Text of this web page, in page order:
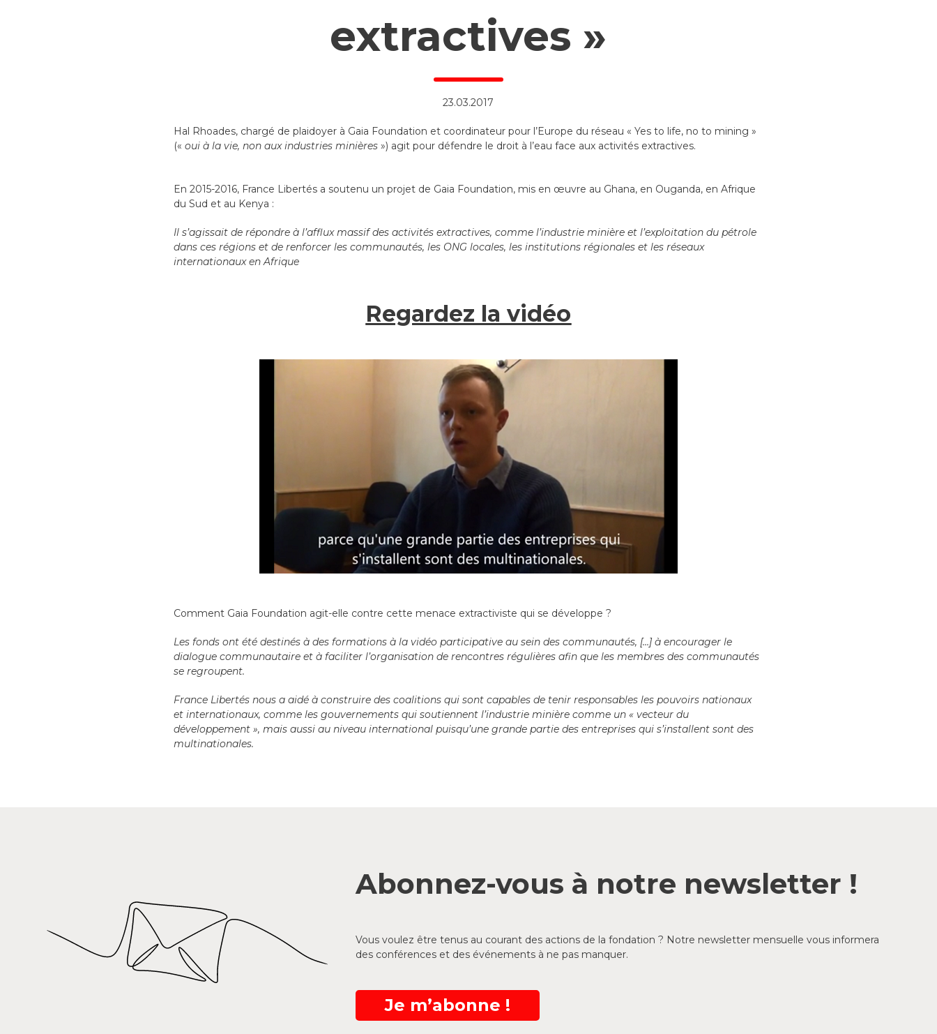
extractives »
23.03.2017
Hal Rhoades, chargé de plaidoyer à Gaia Foundation et coordinateur pour l’Europe du réseau « Yes to life, no to mining »
(« oui à la vie, non aux industries minières ») agit pour défendre le droit à l’eau face aux activités extractives.
En 2015-2016, France Libertés a soutenu un projet de Gaia Foundation, mis en œuvre au Ghana, en Ouganda, en Afrique
du Sud et au Kenya :
Il s’agissait de répondre à l’afflux massif des activités extractives, comme l’industrie minière et l’exploitation du pétrole
dans ces régions et de renforcer les communautés, les ONG locales, les institutions régionales et les réseaux
internationaux en Afrique
Regardez la vidéo
Comment Gaia Foundation agit-elle contre cette menace extractiviste qui se développe ?
Les fonds ont été destinés à des formations à la vidéo participative au sein des communautés, […] à encourager le
dialogue communautaire et à faciliter l’organisation de rencontres régulières afin que les membres des communautés
se regroupent.
France Libertés nous a aidé à construire des coalitions qui sont capables de tenir responsables les pouvoirs nationaux
et internationaux, comme les gouvernements qui soutiennent l’industrie minière comme un « vecteur du
développement », mais aussi au niveau international puisqu’une grande partie des entreprises qui s’installent sont des
multinationales.
Abonnez-vous à notre newsletter !
Vous voulez être tenus au courant des actions de la fondation ? Notre newsletter mensuelle vous informera
des conférences et des événements à ne pas manquer.
Je m’abonne !